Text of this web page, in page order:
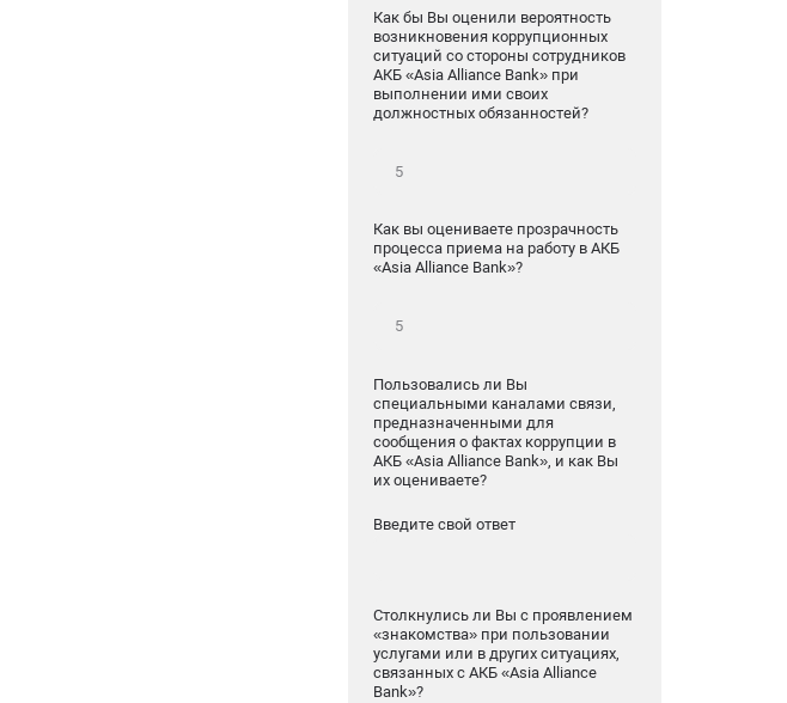
Как бы Вы оценили вероятность
возникновения коррупционных
ситуаций со стороны сотрудников
АКБ «Asia Alliance Bank» при
выполнении ими своих
должностных обязанностей?
Как вы оцениваете прозрачность
процесса приема на работу в АКБ
«Asia Alliance Bank»?
Пользовались ли Вы
специальными каналами связи,
предназначенными для
сообщения о фактах коррупции в
АКБ «Asia Alliance Bank», и как Вы
их оцениваете?
Введите свой ответ
Столкнулись ли Вы с проявлением
«знакомства» при пользовании
услугами или в других ситуациях,
связанных с АКБ «Asia Alliance
Bank»?